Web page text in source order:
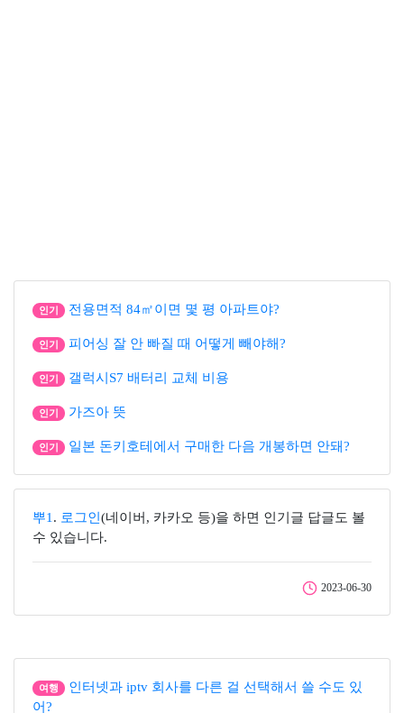
인기 전용면적 84㎡이면 몇 평 아파트야?
인기 피어싱 잘 안 빠질 때 어떻게 빼야해?
인기 갤럭시S7 배터리 교체 비용
인기 가즈아 뜻
인기 일본 돈키호테에서 구매한 다음 개봉하면 안돼?
뿌1 . 로그인 (네이버, 카카오 등)을 하면 인기글 답글도 볼
수 있습니다.
2023-06-30
여행
인터넷과 iptv 회사를 다른 걸 선택해서 쓸 수도 있
어?